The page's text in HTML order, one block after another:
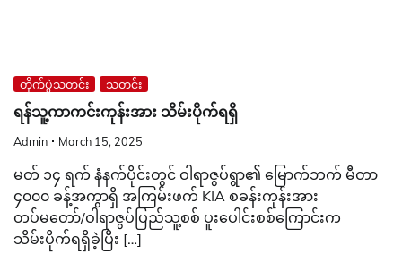
တိုက်ပွဲသတင်း သတင်း
ရန်သူ့ကာကင်းကုန်းအား သိမ်းပိုက်ရရှိ
Admin March 15, 2025
မတ် ၁၄ ရက် နံနက်ပိုင်းတွင် ဝါရာဇွပ်ရွာ၏ မြောက်ဘက် မီတာ
၄၀၀၀ ခန့်အကွာရှိ အကြမ်းဖက် KIA စခန်းကုန်းအား
တပ်မတော်/ဝါရာဇွပ်ပြည်သူ့စစ် ပူးပေါင်းစစ်ကြောင်းက
သိမ်းပိုက်ရရှိခဲ့ပြီး […]